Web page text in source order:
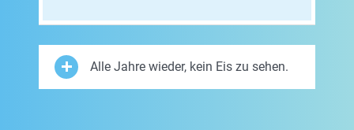
Alle Jahre wieder, kein Eis zu sehen.